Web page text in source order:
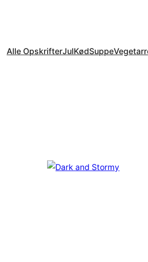
Alle OpskrifterJulKødSuppe